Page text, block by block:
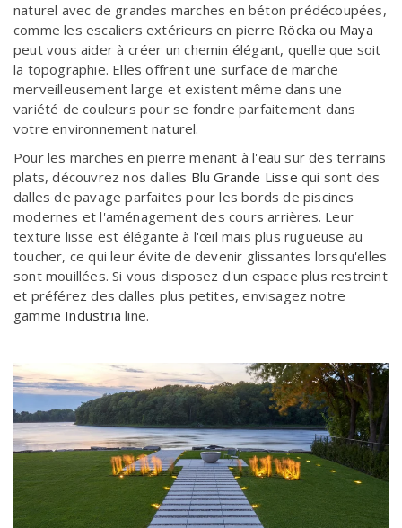
naturel avec de grandes marches en béton prédécoupées,
comme les escaliers extérieurs en pierre Röcka ou Maya
peut vous aider à créer un chemin élégant, quelle que soit
la topographie. Elles offrent une surface de marche
merveilleusement large et existent même dans une
variété de couleurs pour se fondre parfaitement dans
votre environnement naturel.
Pour les marches en pierre menant à l'eau sur des terrains
plats, découvrez nos dalles Blu Grande Lisse qui sont des
dalles de pavage parfaites pour les bords de piscines
modernes et l'aménagement des cours arrières. Leur
texture lisse est élégante à l'œil mais plus rugueuse au
toucher, ce qui leur évite de devenir glissantes lorsqu'elles
sont mouillées. Si vous disposez d'un espace plus restreint
et préférez des dalles plus petites, envisagez notre
gamme Industria line.